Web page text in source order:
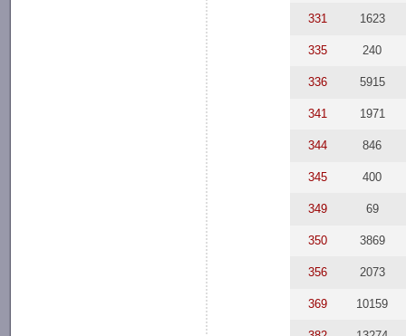
331 1623
335 240
336 5915
341 1971
344 846
345 400
349 69
350 3869
356 2073
369 10159